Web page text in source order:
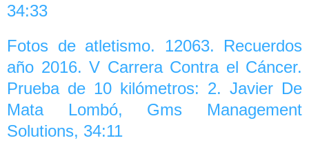
34:33
Fotos de atletismo. 12063. Recuerdos
año 2016. V Carrera Contra el Cáncer.
Prueba de 10 kilómetros: 2. Javier De
Mata Lombó, Gms Management
Solutions, 34:11